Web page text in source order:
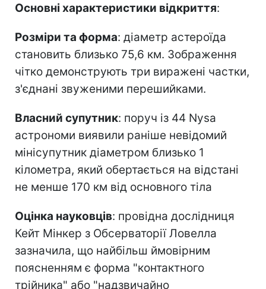
Основні характеристики відкриття:
Розміри та форма: діаметр астероїда
становить близько 75,6 км. Зображення
чітко демонструють три виражені частки,
з'єднані звуженими перешийками.
Власний супутник: поруч із 44 Nysa
астрономи виявили раніше невідомий
мінісупутник діаметром близько 1
кілометра, який обертається на відстані
не менше 170 км від основного тіла
Оцінка науковців: провідна дослідниця
Кейт Мінкер з Обсерваторії Ловелла
зазначила, що найбільш ймовірним
поясненням є форма "контактного
трійника" або "надзвичайно